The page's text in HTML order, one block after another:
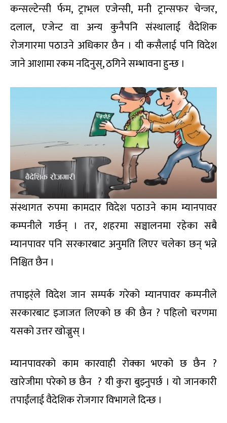
कन्सल्टेन्सी र्फम, ट्राभल एजेन्सी, मनी ट्रान्सफर चेन्जर,
दलाल, एजेन्ट वा अन्य कुनैपनि संस्थालाई वैदेशिक
रोजगारमा पठाउने अधिकार छैन । यी कसैलाई पनि विदेश
जाने आशामा रकम नदिनुस्, ठगिने सम्भावना हुन्छ ।
संस्थागत रुपमा कामदार विदेश पठाउने काम म्यानपावर
कम्पनीले गर्छन् । तर, शहरमा सञ्चालनमा रहेका सबै
म्यानपावर पनि सरकारबाट अनुमति लिएर चलेका छन् भन्ने
निश्चित छैन ।
तपाइर्ंले विदेश जान सम्पर्क गरेको म्यानपावर कम्पनीले
सरकारबाट इजाजत लिएको छ की छैन ? पहिलो चरणमा
यसको उत्तर खोज्नुस् ।
म्यानपावरको काम कारवाही रोक्का भएको छ छैन ?
खारेजीमा परेको छ छैन ? यी कुरा बुझ्नुपर्छ । यो जानकारी
तपाईंलाई वैदेशिक रोजगार विभागले दिन्छ ।